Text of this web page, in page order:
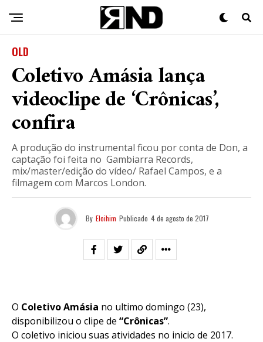
OLD
Coletivo Amásia lança
videoclipe de ‘Crônicas’,
confira
A produção do instrumental ficou por conta de Don, a
captação foi feita no Gambiarra Records,
mix/master/edição do vídeo/ Rafael Campos, e a
filmagem com Marcos London.
By Eloihim Publicado 4 de agosto de 2017
O Coletivo Amásia no ultimo domingo (23),
disponibilizou o clipe de “Crônicas”.
O coletivo iniciou suas atividades no inicio de 2017.